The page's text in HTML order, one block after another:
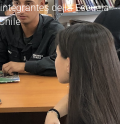
de la Escuela